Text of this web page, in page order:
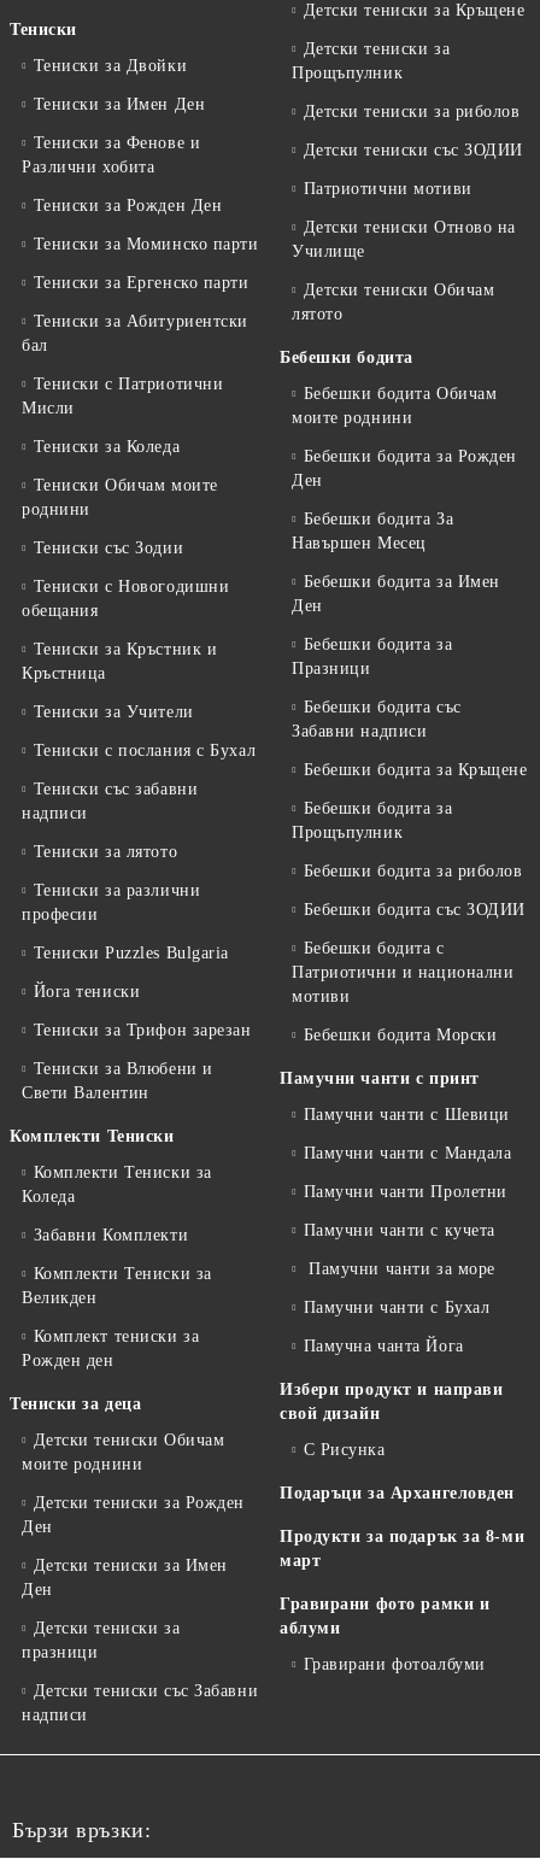
Тениски
Тениски за Двойки
Тениски за Имен Ден
Тениски за Фенове и
Различни хобита
Тениски за Рожден Ден
Тениски за Mоминско парти
Тениски за Eргенско парти
Тениски за Aбитуриентски
бал
Тениски с Патриотични
Мисли
Тениски за Коледа
Тениски Обичам моите
роднини
Тениски със Зодии
Тениски с Новогодишни
обещания
Тениски за Кръстник и
Кръстница
Тениски за Учители
Тениски с послания с Бухал
Тениски със забавни
надписи
Тениски за лятото
Тениски за различни
професии
Тениски Puzzles Bulgaria
Йога тениски
Тениски за Трифон зарезан
Тениски за Влюбени и
Свети Валентин
Комплекти Тениски
Комплекти Тениски за
Коледа
Забавни Комплекти
Комплекти Тениски за
Великден
Комплект тениски за
Рожден ден
Тениски за деца
Детски тениски Обичам
моите роднини
Детски тениски за Рожден
Ден
Детски тениски за Имен
Ден
Детски тениски за
празници
Детски тениски със Забавни
надписи
Детски тениски за Кръщене
Детски тениски за
Прощъпулник
Детски тениски за риболов
Детски тениски със ЗОДИИ
Патриотични мотиви
Детски тениски Отново на
Училище
Детски тениски Обичам
лятото
Бебешки бодита
Бебешки бодита Обичам
моите роднини
Бебешки бодита за Рожден
Ден
Бебешки бодита За
Навършен Месец
Бебешки бодита за Имен
Ден
Бебешки бодита за
Празници
Бебешки бодита със
Забавни надписи
Бебешки бодита за Кръщене
Бебешки бодита за
Прощъпулник
Бебешки бодита за риболов
Бебешки бодита със ЗОДИИ
Бебешки бодита с
Патриотични и национални
мотиви
Бебешки бодита Морски
Памучни чанти с принт
Памучни чанти с Шевици
Памучни чанти с Мандала
Памучни чанти Пролетни
Памучни чанти с кучета
Памучни чанти за море
Памучни чанти с Бухал
Памучна чанта Йога
Избери продукт и направи
свой дизайн
С Рисунка
Подаръци за Архангеловден
Продукти за подарък за 8-ми
март
Гравирани фото рамки и
аблуми
Гравирани фотоалбуми
Бързи връзки: